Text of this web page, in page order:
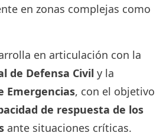
en zonas complejas como
en articulación con la
de Defensa Civil y la
Emergencias, con el objetivo
de respuesta de los
ante situaciones críticas.